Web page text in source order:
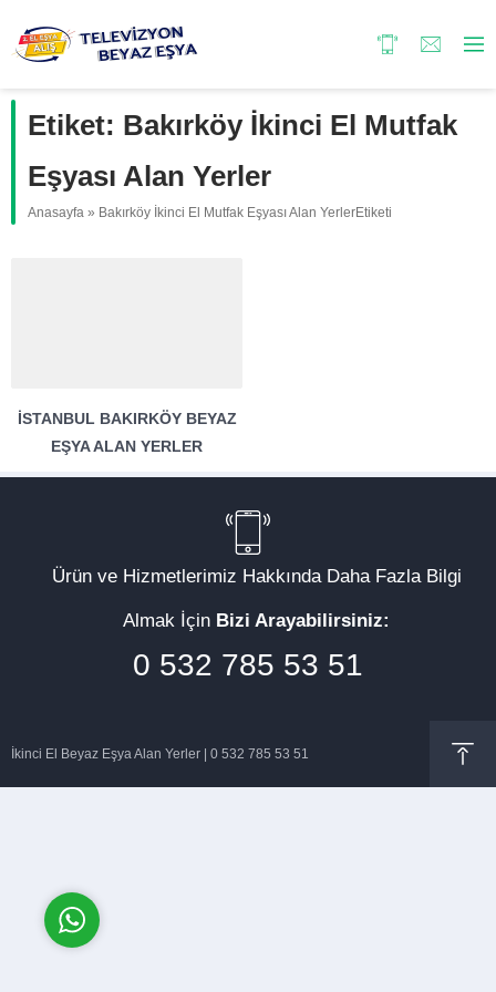
Etiket: Bakırköy İkinci El Mutfak
Eşyası Alan Yerler
Anasayfa » Bakırköy İkinci El Mutfak Eşyası Alan YerlerEtiketi
İSTANBUL BAKIRKÖY BEYAZ
EŞYA ALAN YERLER
Ürün ve Hizmetlerimiz Hakkında Daha Fazla Bilgi
Almak İçin Bizi Arayabilirsiniz:
0 532 785 53 51
İkinci El Beyaz Eşya Alan Yerler | 0 532 785 53 51